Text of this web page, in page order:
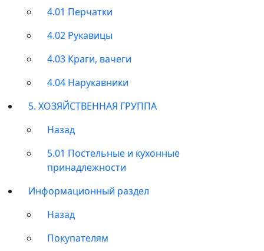
4.01 Перчатки
4.02 Рукавицы
4.03 Краги, вачеги
4.04 Нарукавники
5. ХОЗЯЙСТВЕННАЯ ГРУППА
Назад
5.01 Постельные и кухонные
принадлежности
Информационный раздел
Назад
Покупателям